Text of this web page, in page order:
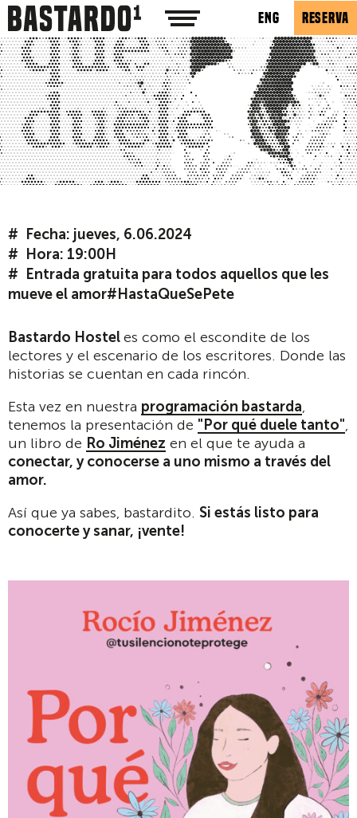
ENG RESERVA
Fecha: jueves, 6.06.2024
Hora: 19:00H
Entrada gratuita para todos aquellos que les
mueve el amor#HastaQueSePete
Bastardo Hosteles como el escondite de los
lectores y el escenario de los escritores. Donde las
historias se cuentan en cada rincón.
Esta vez en nuestra programación bastarda,
tenemos la presentación de " Por qué duele tanto",
un libro de Ro Jiménez en el que te ayuda a
conectar, y conocerse a uno mismo a través del
amor.
Así que ya sabes, bastardito. Si estás listo para
conocerte y sanar, ¡vente!